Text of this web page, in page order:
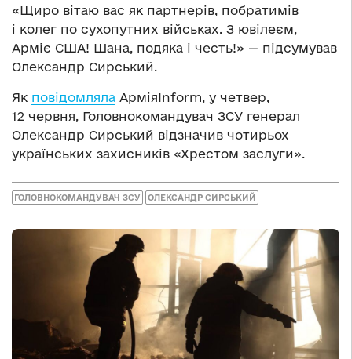
«Щиро вітаю вас як партнерів, побратимів
і колег по сухопутних військах. З ювілеєм,
Арміє США! Шана, подяка і честь!» — підсумував
Олександр Сирський.
Як повідомляла АрміяInform, у четвер,
12 червня, Головнокомандувач ЗСУ генерал
Олександр Сирський відзначив чотирьох
українських захисників «Хрестом заслуги».
ГОЛОВНОКОМАНДУВАЧ ЗСУ ОЛЕКСАНДР СИРСЬКИЙ